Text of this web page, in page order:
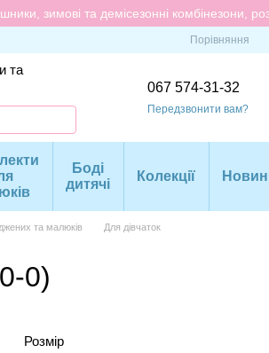
зимові та демісезонні комбінезони,
Порівняння
та
067 574-31-32
Передзвонити вам?
Боді
дитячі
Колекції
та малюків
Для дівчаток
0)
Розмір